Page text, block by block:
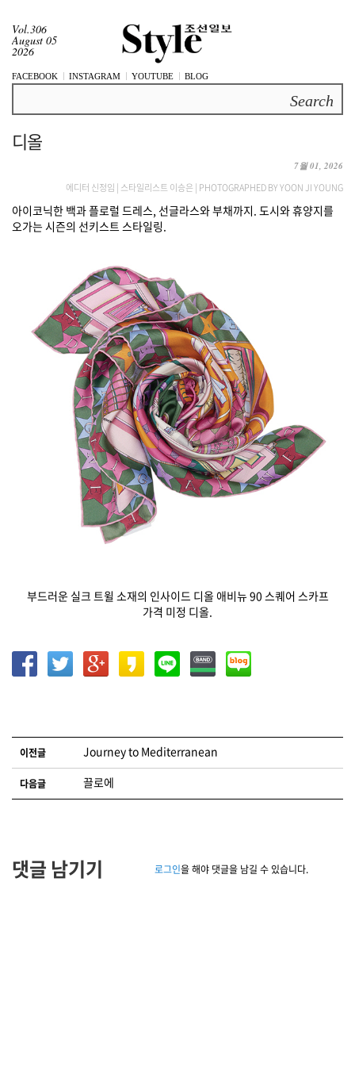
Vol.306
August 05
2026
FACEBOOK INSTAGRAM YOUTUBE BLOG
디올
7월 01, 2026
에디터 신정임 | 스타일리스트 이승은 | PHOTOGRAPHED BY YOON JI YOUNG
아이코닉한 백과 플로럴 드레스, 선글라스와 부채까지. 도시와 휴양지를
오가는 시즌의 선키스트 스타일링.
부드러운 실크 트윌 소재의 인사이드 디올 애비뉴 90 스퀘어 스카프
가격 미정 디올.
글 네비게이션
이전글 Journey to Mediterranean
다음글 끌로에
댓글 남기기 로그인을 해야 댓글을 남길 수 있습니다.